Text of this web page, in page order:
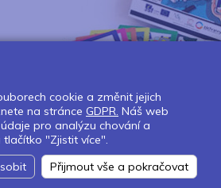
cookie a změnit jejich
na stránce GDPR. Náš web
pro analýzu chování a
"Zjistit více".
Přijmout vše a pokračovat